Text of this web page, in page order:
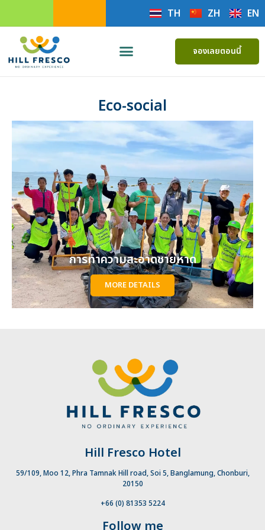
TH ZH EN
จองเลยตอนนี้
Eco-social
การทำความสะอาดชายหาด
MORE DETAILS
Hill Fresco Hotel
59/109, Moo 12, Phra Tamnak Hill road, Soi 5, Banglamung, Chonburi,
20150
+66 (0) 81353 5224